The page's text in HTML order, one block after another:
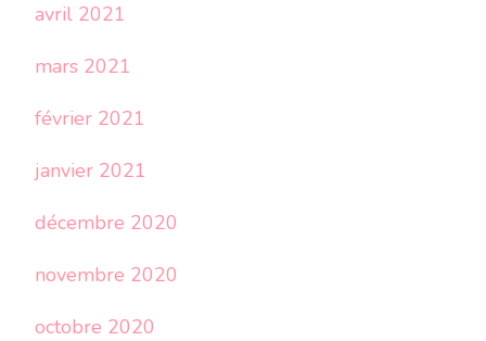
avril 2021
mars 2021
février 2021
janvier 2021
décembre 2020
novembre 2020
octobre 2020